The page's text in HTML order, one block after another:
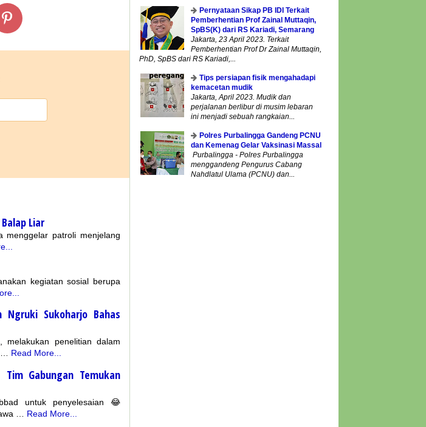
Liar
menggelar patroli menjelang
kegiatan sosial berupa
Sukoharjo Bahas
melakukan penelitian dalam
Read More...
Gabungan Temukan
untuk penyelesaian 😂
…
Read More...
Pernyataan Sikap PB IDI Terkait
Pemberhentian Prof Zainal Muttaqin,
SpBS(K) dari RS Kariadi, Semarang
Jakarta, 23 April 2023. Terkait
Pemberhentian Prof Dr Zainal Muttaqin,
PhD, SpBS dari RS Kariadi,...
Tips persiapan fisik mengahadapi
kemacetan mudik
Jakarta, April 2023. Mudik dan
perjalanan berlibur di musim lebaran
ini menjadi sebuah rangkaian...
Polres Purbalingga Gandeng PCNU
dan Kemenag Gelar Vaksinasi Massal
Purbalingga - Polres Purbalingga
menggandeng Pengurus Cabang
Nahdlatul Ulama (PCNU) dan...